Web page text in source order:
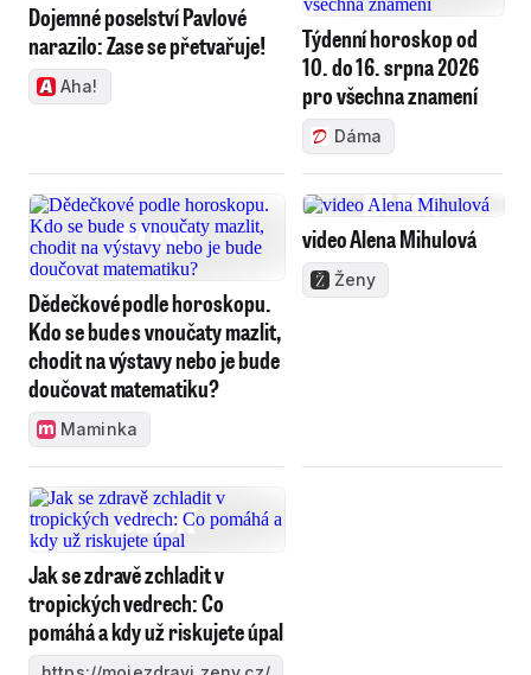
Dojemné poselství Pavlové
narazilo: Zase se přetvařuje!
Aha!
Týdenní horoskop od
10. do 16. srpna 2026
pro všechna znamení
Dáma
Dědečkové podle horoskopu.
Kdo se bude s vnoučaty mazlit,
chodit na výstavy nebo je bude
doučovat matematiku?
Maminka
video Alena Mihulová
Ženy
Jak se zdravě zchladit v
tropických vedrech: Co
pomáhá a kdy už riskujete úpal